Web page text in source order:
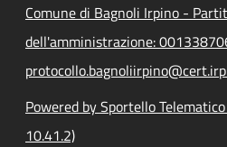
Comune di Bagnoli Irpino -
dell'amministrazione:
Powered by Sportello
10.41.2)